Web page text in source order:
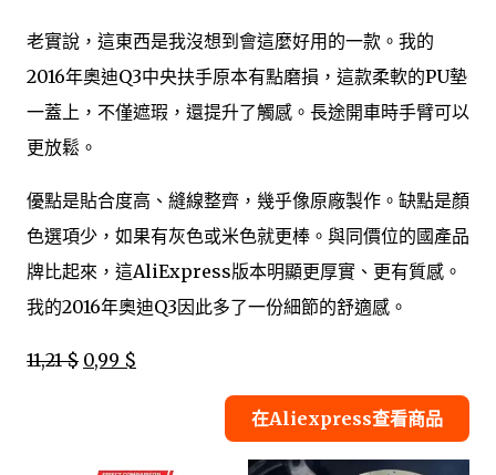
老實說，這東西是我沒想到會這麼好用的一款。我的
2016年奧迪Q3中央扶手原本有點磨損，這款柔軟的PU墊
一蓋上，不僅遮瑕，還提升了觸感。長途開車時手臂可以
更放鬆。
優點是貼合度高、縫線整齊，幾乎像原廠製作。缺點是顏
色選項少，如果有灰色或米色就更棒。與同價位的國產品
牌比起來，這AliExpress版本明顯更厚實、更有質感。
我的2016年奧迪Q3因此多了一份細節的舒適感。
11,21 $ 0,99 $
在Aliexpress查看商品